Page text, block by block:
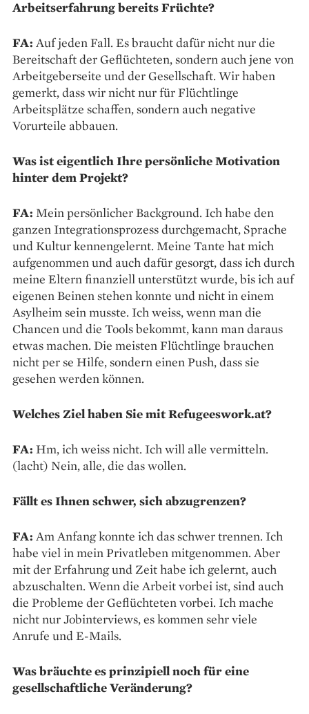
Arbeitserfahrung bereits Früchte?
FA: Auf jeden Fall. Es braucht dafür nicht nur die
Bereitschaft der Geflüchteten, sondern auch jene von
Arbeitgeberseite und der Gesellschaft. Wir haben
gemerkt, dass wir nicht nur für Flüchtlinge
Arbeitsplätze schaffen, sondern auch negative
Vorurteile abbauen.
Was ist eigentlich Ihre persönliche Motivation
hinter dem Projekt?
FA: Mein persönlicher Back­ground. Ich habe den
ganzen Integrationsprozess durchgemacht, Sprache
und Kultur kennengelernt. Meine Tante hat mich
aufgenommen und auch dafür gesorgt, dass ich durch
meine Eltern finanziell unterstützt wurde, bis ich auf
eigenen Beinen stehen konnte und nicht in einem
Asylheim sein musste. Ich weiss, wenn man die
Chancen und die Tools bekommt, kann man daraus
etwas machen. Die meisten Flüchtlinge brauchen
nicht per se Hilfe, sondern einen Push, dass sie
gesehen werden können.
Welches Ziel haben Sie mit Refugeeswork.at?
FA: Hm, ich weiss nicht. Ich will alle vermitteln.
(lacht) Nein, alle, die das wollen.
Fällt es Ihnen schwer, sich abzugrenzen?
FA: Am Anfang konnte ich das schwer trennen. Ich
habe viel in mein Privatleben mitgenommen. Aber
mit der Erfahrung und Zeit habe ich gelernt, auch
abzuschalten. Wenn die Arbeit vorbei ist, sind auch
die Probleme der Geflüchteten vorbei. Ich mache
nicht nur Jobinterviews, es kommen sehr viele
Anrufe und E-Mails.
Was bräuchte es prinzipiell noch für eine
gesellschaftliche Veränderung?